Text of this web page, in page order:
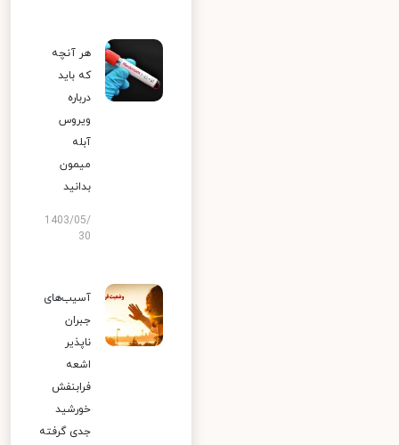
هر آنچه
که باید
درباره
ویروس
آبله
میمون
بدانید
1403/05/
30
آسیب‌های
جبران
ناپذیر
اشعه
فرابنفش
خورشید
جدی گرفته